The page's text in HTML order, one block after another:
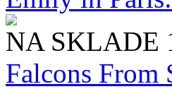
NA SKLADE
Falcons From